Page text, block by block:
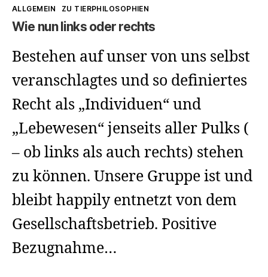
Kategorien
ALLGEMEIN ZU TIERPHILOSOPHIEN
Wie nun links oder rechts
Bestehen auf unser von uns selbst
veranschlagtes und so definiertes
Recht als „Individuen“ und
„Lebewesen“ jenseits aller Pulks (
– ob links als auch rechts) stehen
zu können. Unsere Gruppe ist und
bleibt happily entnetzt von dem
Gesellschaftsbetrieb. Positive
Bezugnahme…